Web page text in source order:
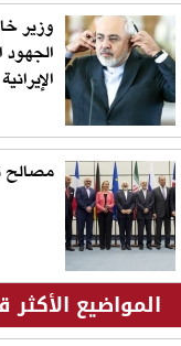
وزير
الجهود
الإيرانية
مصالح
المواضيع الأكثر